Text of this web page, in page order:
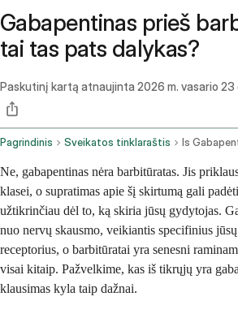
Gabapentinas prieš
tai tas pats dalykas?
Paskutinį kartą atnaujinta 2026 m. vasario 23
Pagrindinis Sveikatos tinklaraštis Is
Ne, gabapentinas nėra barbitūratas. Jis
klasei, o supratimas apie šį skirtumą gali
užtikrinčiau dėl to, ką skiria jūsų gydytojas.
nuo nervų skausmo, veikiantis specifinius
receptorius, o barbitūratai yra senesni
visai kitaip. Pažvelkime, kas iš tikrųjų yra
klausimas kyla taip dažnai.